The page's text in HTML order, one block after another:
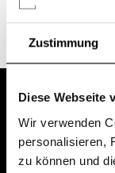
Zustimmung
Diese Webseite
Wir verwenden
personalisieren,
zu können und